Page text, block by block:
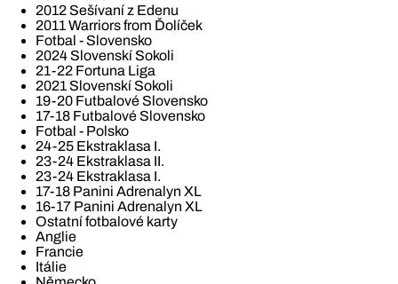
2012 Sešívaní z Edenu
2011 Warriors from Ďolíček
Fotbal - Slovensko
2024 Slovenskí Sokoli
21-22 Fortuna Liga
2021 Slovenskí Sokoli
19-20 Futbalové Slovensko
17-18 Futbalové Slovensko
Fotbal - Polsko
24-25 Ekstraklasa I.
23-24 Ekstraklasa II.
23-24 Ekstraklasa I.
17-18 Panini Adrenalyn XL
16-17 Panini Adrenalyn XL
Ostatní fotbalové karty
Anglie
Francie
Itálie